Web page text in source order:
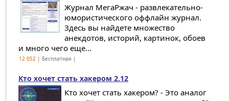
Журнал МегаРжач - развлекательно-
юмористического оффлайн журнал.
Здесь вы найдете множество
анекдотов, историй, картинок, обоев
и много чего еще...
12 052| Бесплатная |
Кто хочет стать хакером 2.12
Кто хочет стать хакером? - Это аналог